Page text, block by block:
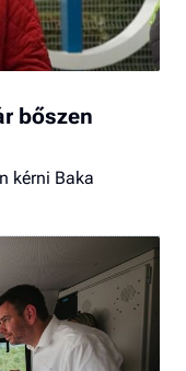
bőszen
kérni Baka